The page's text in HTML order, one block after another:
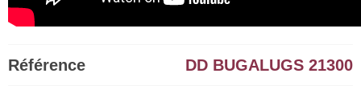
Référence DD BUGALUGS 21300